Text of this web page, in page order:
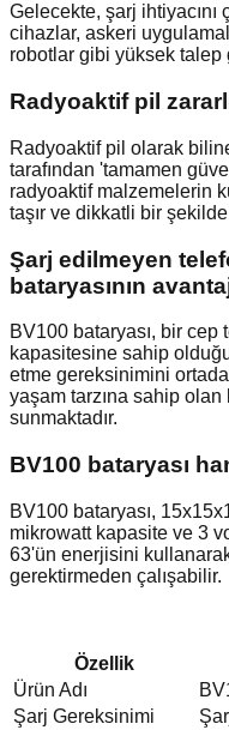
Gelecekte, şarj
cihazlar, askeri
robotlar gibi yüksek talep
Radyoaktif pil
Radyoaktif pil olarak
tarafından 'tamamen
radyoaktif malzemelerin
taşır ve dikkatli bir
Şarj edilmeyen
bataryasının
BV100 bataryası, bir cep
kapasitesine sahip
etme gereksinimini
yaşam tarzına sahip olan
sunmaktadır.
BV100 bataryası
BV100 bataryası,
mikrowatt kapasite ve 3
63'ün enerjisini
gerektirmeden çalışabilir.
Özellik
Ürün Adı
Şarj Gereksinimi